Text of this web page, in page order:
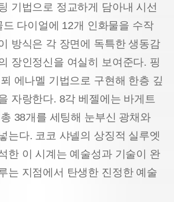
기법으로 정교하게 담아내 시선
드 다이얼에 12개 인화물을 수작
방식은 각 장면에 독특한 생동감
장인정신을 여실히 보여준다. 핑
에나멜 기법으로 구현해 한층 깊
자랑한다. 8각 베젤에는 바게트
38개를 세팅해 눈부신 광채와
는다. 코코 샤넬의 상징적 실루엣
한 이 시계는 예술성과 기술이 완
는 지점에서 탄생한 진정한 예술